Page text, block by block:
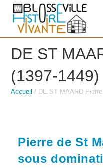
content
DE ST
(1397-1449)
Accueil / DE ST MAARD
Pierre de St
sous